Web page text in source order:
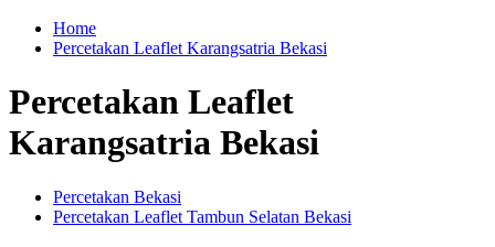
Home
Percetakan Leaflet Karangsatria Bekasi
Percetakan Leaflet
Karangsatria Bekasi
Percetakan Bekasi
Percetakan Leaflet Tambun Selatan Bekasi